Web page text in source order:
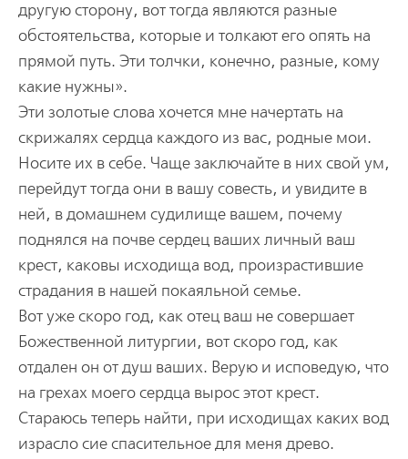
другую сторону, вот тогда являются разные
обстоятельства, которые и толкают его опять на
прямой путь. Эти толчки, конечно, разные, кому
какие нужны».
Эти золотые слова хочется мне начертать на
скрижалях сердца каждого из вас, родные мои.
Носите их в себе. Чаще заключайте в них свой ум,
перейдут тогда они в вашу совесть, и увидите в
ней, в домашнем судилище вашем, почему
поднялся на почве сердец ваших личный ваш
крест, каковы исходища вод, произрастившие
страдания в нашей покаяльной семье.
Вот уже скоро год, как отец ваш не совершает
Божественной литургии, вот скоро год, как
отдален он от душ ваших. Верую и исповедую, что
на грехах моего сердца вырос этот крест.
Стараюсь теперь найти, при исходищах каких вод
израсло сие спасительное для меня древо.